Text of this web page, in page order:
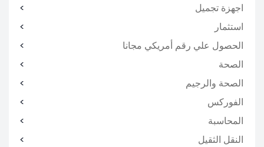
اجهزة تجميل
استثمار
الحصول علي رقم أمريكي مجانا
الصحة
الصحة والرجيم
الفوركس
المحاسبة
النقل الثقيل